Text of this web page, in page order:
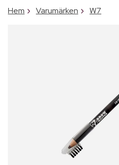
PRODUKT I
Hem Varumärken W7